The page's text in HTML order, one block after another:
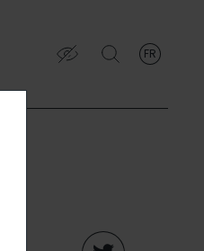
FR
French